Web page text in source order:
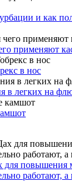
и как
применяют
в нос
в легких на
для повышения
работают, а